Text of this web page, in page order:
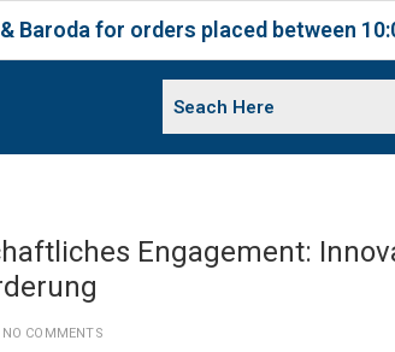
placed between 10:00 AM To 4:00
Engagement:
NO COMMENTS